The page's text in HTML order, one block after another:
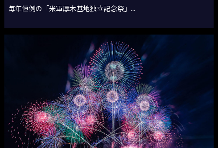
毎年恒例の「米軍厚木基地独立記念祭」...